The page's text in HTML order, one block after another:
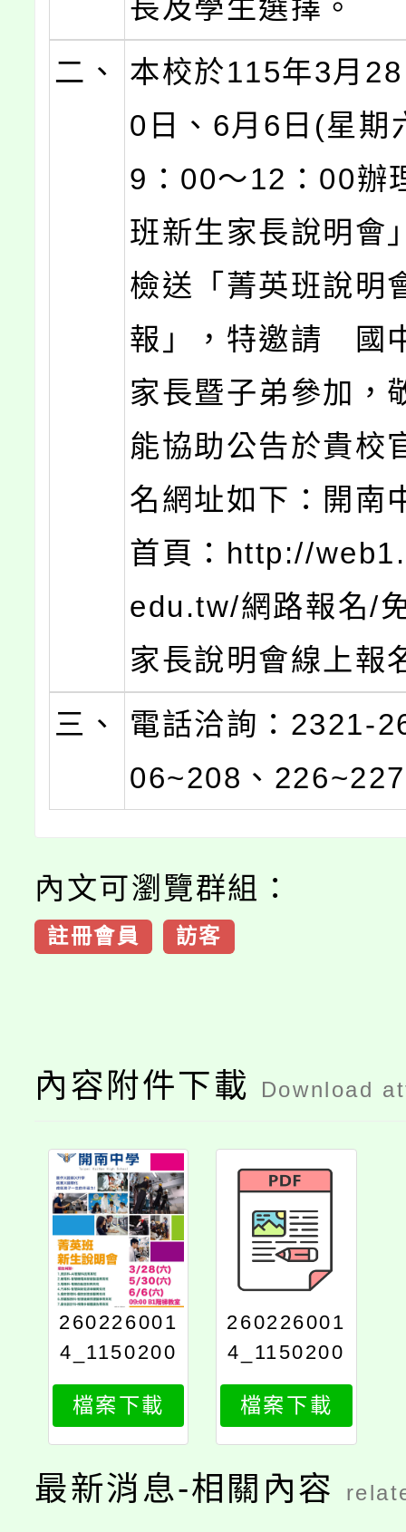
長及學生選擇。
二、
本校於115年3月
0日、6月6日(星期
9：00～12：00辦
班新生家長說明會
檢送「菁英班說明
報」，特邀請 國
家長暨子弟參加，
能協助公告於貴校
名網址如下：開南
首頁：http://
edu.tw/網路報名/
家長說明會線上報
三、
電話洽詢：2321-
06~208、
內文可瀏覽群組：
註冊會員 訪客
內容附件下載 Download
260226001
4_1150200
8000_attac
h1
檔案下載
260226001
4_1150200
8000_print
檔案下載
最新消息-相關內容